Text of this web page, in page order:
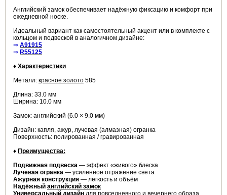
Английский замок обеспечивает надёжную фиксацию и комфорт при
ежедневной носке.
Идеальный вариант как самостоятельный акцент или в комплекте с
кольцом и подвеской в аналогичном дизайне:
⇒ A91915
⇒ R55125
♦ Характеристики
Металл: красное золото 585
Длина: 33.0 мм
Ширина: 10.0 мм
Замок: английский (6.0 × 9.0 мм)
Дизайн: капля, ажур, лучевая (алмазная) огранка
Поверхность: полированная / гравированная
♦ Преимущества:
Подвижная подвеска — эффект «живого» блеска
Лучевая огранка — усиленное отражение света
Ажурная конструкция — лёгкость и объём
Надёжный английский замок